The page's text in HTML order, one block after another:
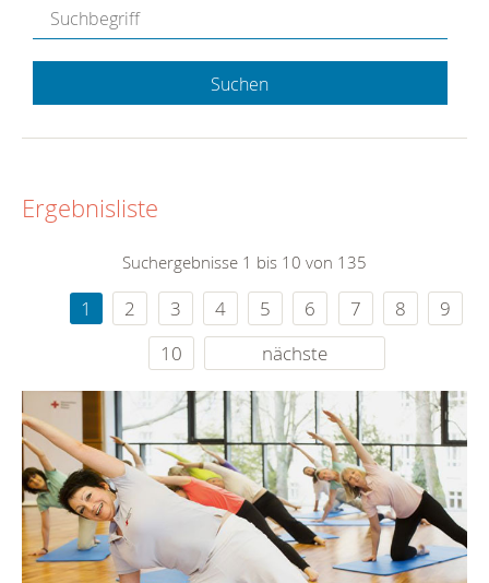
Suchen
Ergebnisliste
Suchergebnisse 1 bis 10 von 135
1 2 3 4 5 6 7 8
9
10
nächste